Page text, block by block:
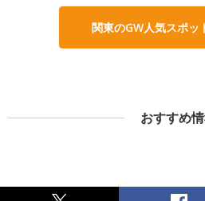
関東のGW人気スポッ
おすすめ